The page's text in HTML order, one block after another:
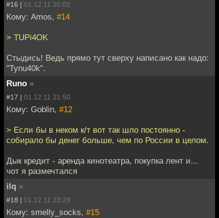
#16 | 01.12.11 20:02
Кому: Amos, #14
> TUPi4OK
Стыдись! Ведь прямо тут сверху написано как надо:
"Tynu40k".
Runo »
#17 | 01.12.11 21:50
Кому: Goblin, #12
> Если бы в неком к/т вот так шло постоянно -
собирало бы денег больше, чем по России в целом.
Дык кредит - аренда кинотеатра, покупка лент и...
чот я размечтался
ilq »
#18 | 01.12.11 23:29
Кому: smelly_socks, #15